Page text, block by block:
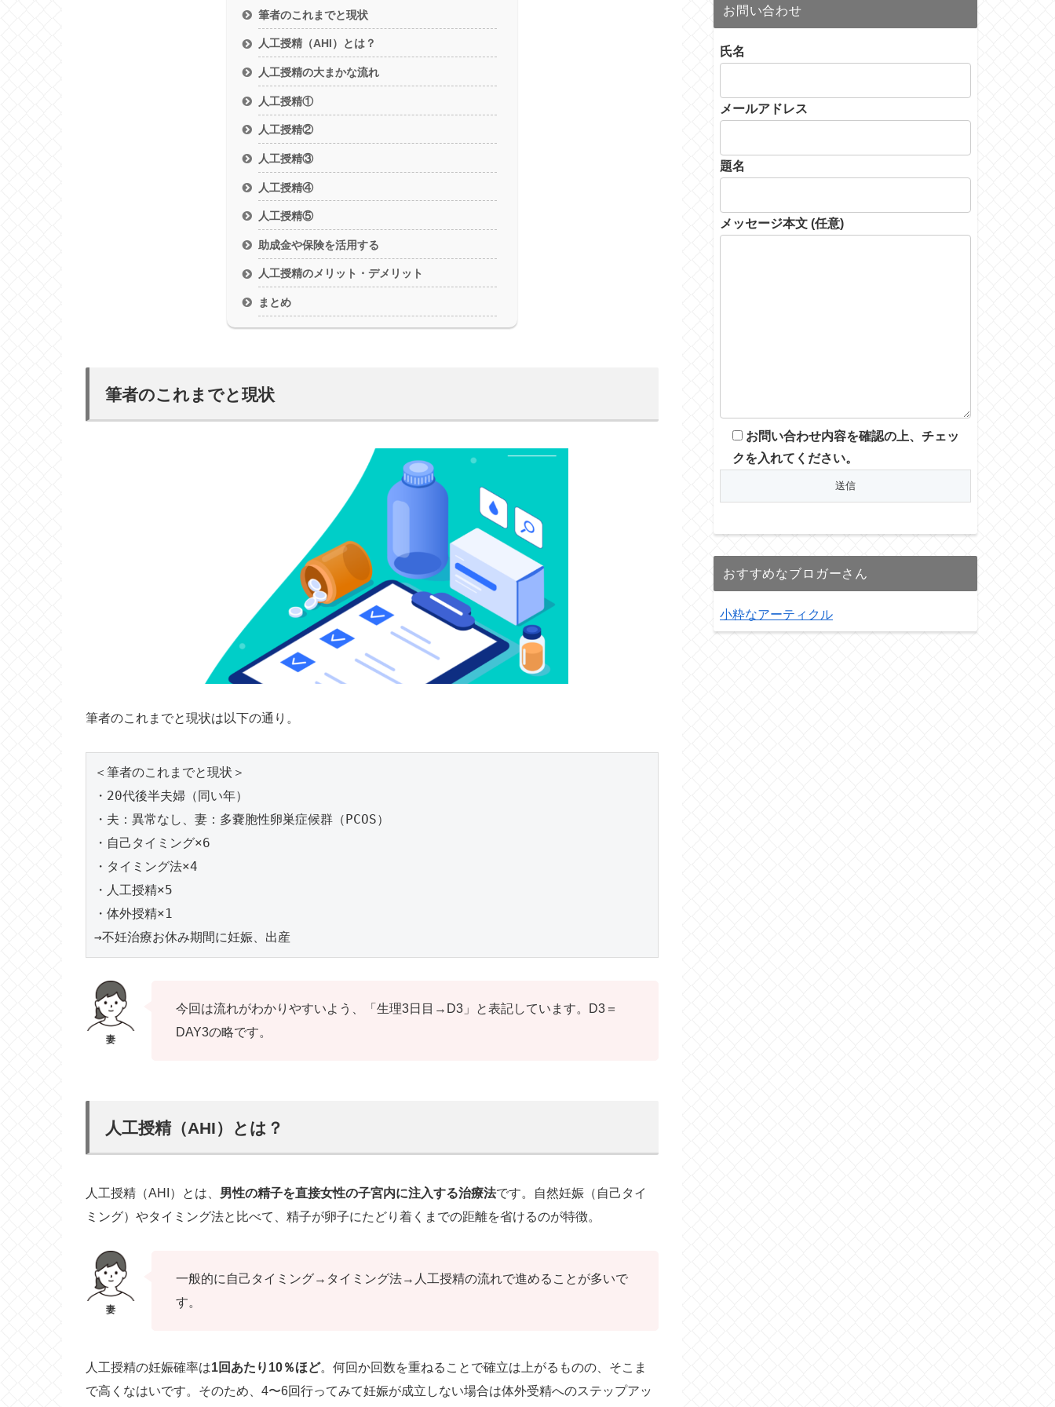
筆者のこれまでと現状
人工授精（AHI）とは？
人工授精の大まかな流れ
人工授精①
人工授精②
人工授精③
人工授精④
人工授精⑤
助成金や保険を活用する
人工授精のメリット・デメリット
まとめ
筆者のこれまでと現状
筆者のこれまでと現状は以下の通り。
＜筆者のこれまでと現状＞
・20代後半夫婦（同い年）
・夫：異常なし、妻：多嚢胞性卵巣症候群（PCOS）
・自己タイミング×6
・タイミング法×4
・人工授精×5
・体外授精×1
→不妊治療お休み期間に妊娠、出産
今回は流れがわかりやすいよう、「生理3日目→D3」と表記しています。D3＝
DAY3の略です。
人工授精（AHI）とは？
人工授精（AHI）とは、 男性の精子を直接女性の子宮内に注入する治療法です。自然妊娠（自己タイ
ミング）やタイミング法と比べて、精子が卵子にたどり着くまでの距離を省けるのが特徴。
一般的に自己タイミング→タイミング法→人工授精の流れで進めることが多いで
す。
人工授精の妊娠確率は1回あたり10％ほど。何回か回数を重ねることで確立は上がるものの、そこま
で高くなはいです。そのため、4〜6回行ってみて妊娠が成立しない場合は体外受精へのステップアッ
お問い合わせ
氏名
メールアドレス
題名
メッセージ本文 (任意)
お問い合わせ内容を確認の上、チェッ
クを入れてください。
おすすめなブロガーさん
小粋なアーティクル